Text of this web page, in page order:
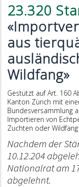
23.320
aus
Wildfang»
Gestützt auf Art. 160
Kanton Zürich mit
Bundesversammlung
Importieren von
Zuchten oder
Nachdem der
10.12.204
Nationalrat am
abgelehnt.